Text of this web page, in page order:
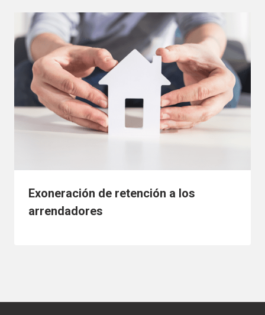
Exoneración de retención a los
arrendadores